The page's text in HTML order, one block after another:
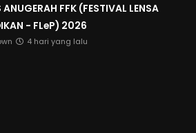
FFK (FESTIVAL LENSA
- FLeP) 2026
4 hari yang lalu